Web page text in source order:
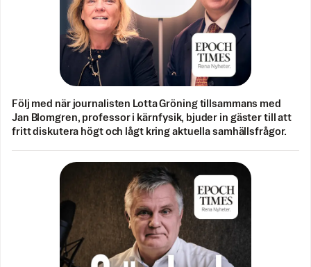
Följ med när journalisten Lotta Gröning tillsammans med
Jan Blomgren, professor i kärnfysik, bjuder in gäster till att
fritt diskutera högt och lågt kring aktuella samhällsfrågor.